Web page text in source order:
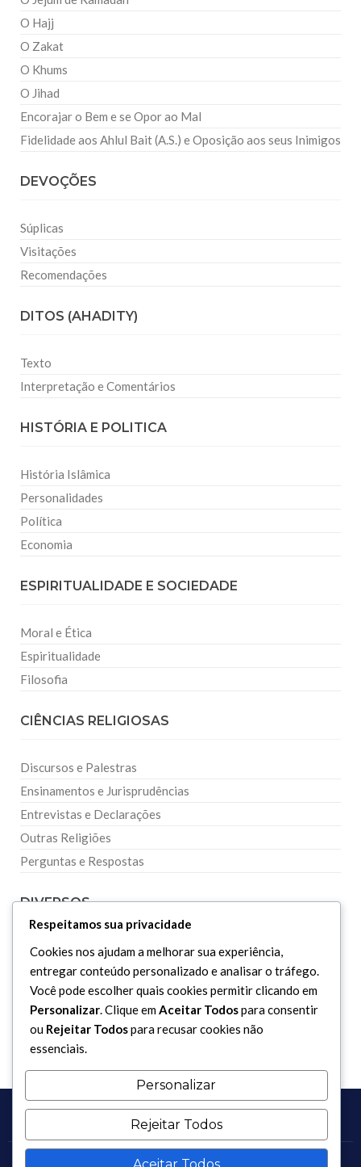
O Hajj
O Zakat
O Khums
O Jihad
Encorajar o Bem e se Opor ao Mal
Fidelidade aos Ahlul Bait (A.S.) e Oposição aos seus Inimigos
DEVOÇÕES
Súplicas
Visitações
Recomendações
DITOS (AHADITY)
Texto
Interpretação e Comentários
HISTÓRIA E POLITICA
História Islâmica
Personalidades
Política
Economia
ESPIRITUALIDADE E SOCIEDADE
Moral e Ética
Espiritualidade
Filosofia
CIÊNCIAS RELIGIOSAS
Discursos e Palestras
Ensinamentos e Jurisprudências
Entrevistas e Declarações
Outras Religiões
Perguntas e Respostas
DIVERSOS
Curiosidades
Dicionário Islâmico
Downloads
Respeitamos sua privacidade
Cookies nos ajudam a melhorar sua experiência,
entregar conteúdo personalizado e analisar o tráfego.
Você pode escolher quais cookies permitir clicando em
Personalizar. Clique emAceitar Todospara consentir
ou Rejeitar Todospara recusar cookies não
essenciais.
Personalizar
Rejeitar Todos
Aceitar Todos